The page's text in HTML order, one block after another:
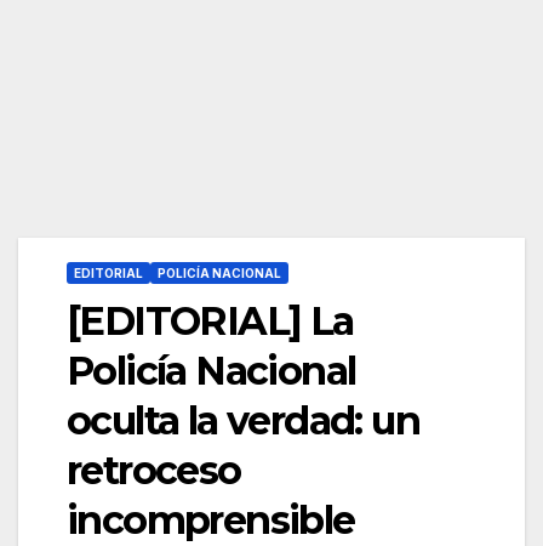
EDITORIAL POLICÍA NACIONAL
[EDITORIAL] La
Policía Nacional
oculta la verdad: un
retroceso
incomprensible